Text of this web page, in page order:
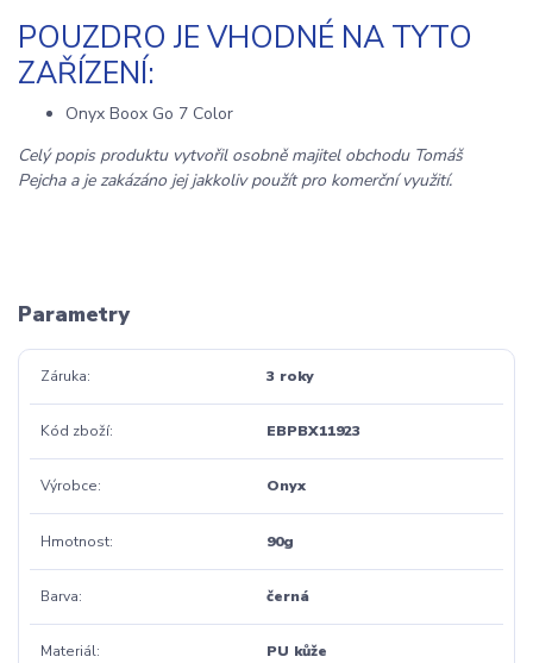
POUZDRO JE VHODNÉ NA TYTO
ZAŘÍZENÍ:
Onyx Boox Go 7 Color
Celý popis produktu vytvořil osobně majitel obchodu Tomáš
Pejcha a je zakázáno jej jakkoliv použít pro komerční využití.
Parametry
Záruka 3 roky
Kód zboží EBPBX11923
Výrobce Onyx
Hmotnost 90g
Barva černá
Materiál PU kůže